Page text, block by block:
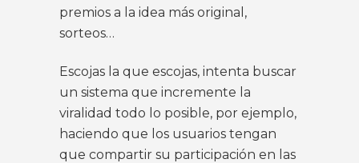
premios a la idea más original,
sorteos…
Escojas la que escojas, intenta buscar
un sistema que incremente la
viralidad todo lo posible, por ejemplo,
haciendo que los usuarios tengan
que compartir su participación en las